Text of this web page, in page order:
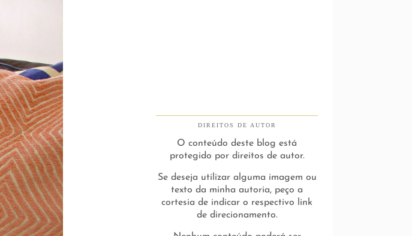
DIREITOS DE AUTOR
O conteúdo deste blog está
protegido por direitos de autor.
Se deseja utilizar alguma imagem ou
texto da minha autoria, peço a
cortesia de indicar o respectivo link
de direcionamento.